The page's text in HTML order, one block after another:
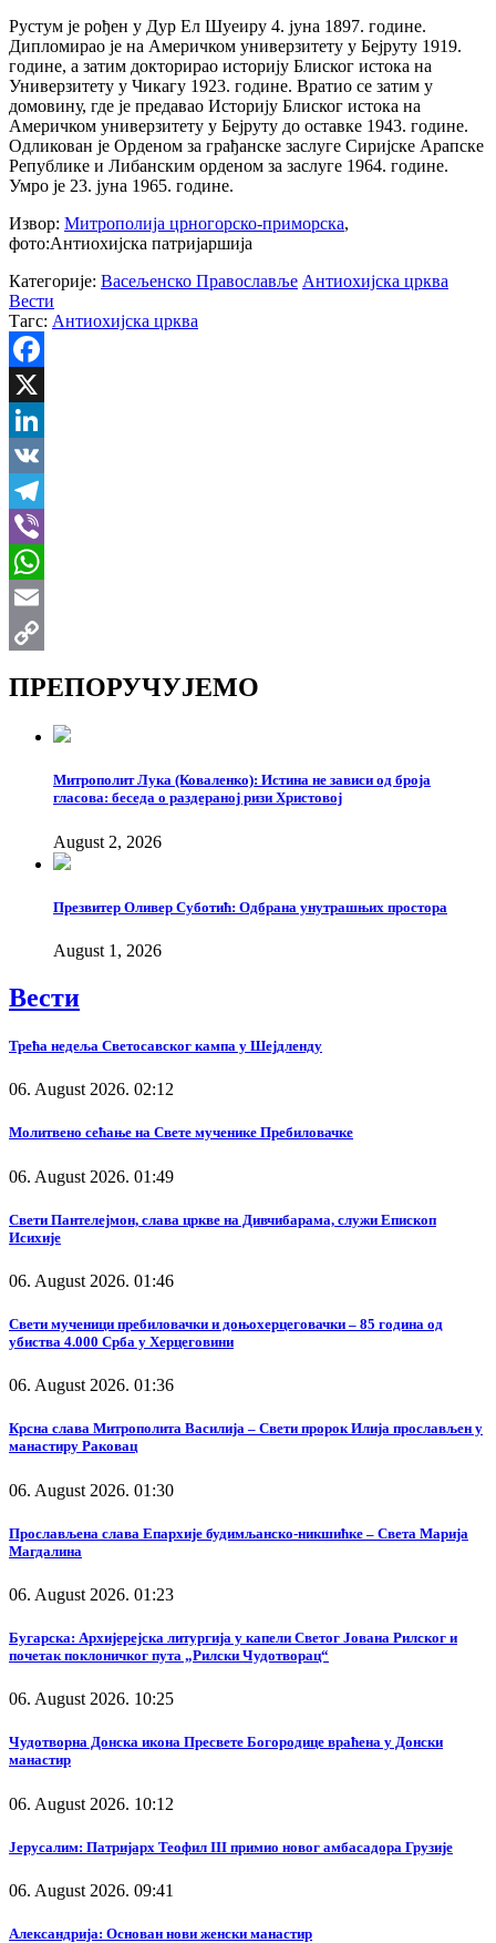
Рустум је рођен у Дур Ел Шуеиру 4. јуна 1897. године.
Дипломирао је на Америчком универзитету у Бејруту 1919.
године, а затим докторирао историју Блиског истока на
Универзитету у Чикагу 1923. године. Вратио се затим у
домовину, где је предавао Историју Блиског истока на
Америчком универзитету у Бејруту до оставке 1943. године.
Одликован је Орденом за грађанске заслуге Сиријске Арапске
Републике и Либанским орденом за заслуге 1964. године.
Умро је 23. јуна 1965. године.
Извор: Митрополија црногорско-приморска,
фото:Антиохијска патријаршија
Категорије: Васељенско Православље Антиохијска црква
Вести
Тагс: Антиохијска црква
Facebook
X
LinkedIn
VK
Telegram
Viber
WhatsApp
Email
ПРЕПОРУЧУЈЕМО
Митрополит Лука (Коваленко): Истина не зависи од броја
гласова: беседа о раздераној ризи Христовој
August 2, 2026
Презвитер Оливер Суботић: Одбрана унутрашњих простора
August 1, 2026
Вести
Трећа недеља Светосавског кампа у Шејдленду
06. August 2026. 02:12
Молитвено сећање на Свете мученике Пребиловачке
06. August 2026. 01:49
Свети Пантелејмон, слава цркве на Дивчибарама, служи Епископ
Исихије
06. August 2026. 01:46
Свети мученици пребиловачки и доњохерцеговачки – 85 година од
убиства 4.000 Срба у Херцеговини
06. August 2026. 01:36
Крсна слава Митрополита Василија – Свети пророк Илија прослављен у
манастиру Раковац
06. August 2026. 01:30
Прослављена слава Епархије будимљанско-никшићке – Света Марија
Магдалина
06. August 2026. 01:23
Бугарска: Архијерејска литургија у капели Светог Јована Рилског и
почетак поклоничког пута „Рилски Чудотворац“
06. August 2026. 10:25
Чудотворна Донска икона Пресвете Богородице враћена у Донски
манастир
06. August 2026. 10:12
Јерусалим: Патријарх Теофил III примио новог амбасадора Грузије
06. August 2026. 09:41
Александрија: Основан нови женски манастир